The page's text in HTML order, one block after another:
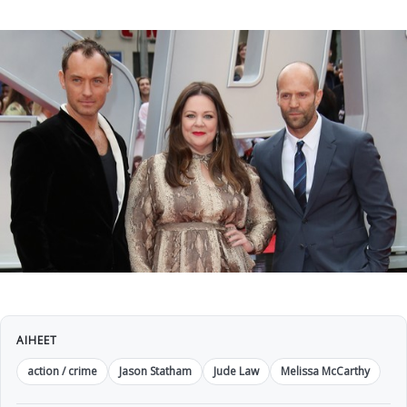
AIHEET
action / crime
Jason Statham Jude Law Melissa McCarthy